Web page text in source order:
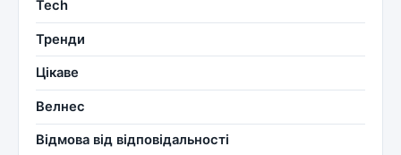
Tech
Тренди
Цікаве
Велнес
Відмова від відповідальності